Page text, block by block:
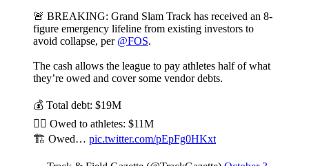
🚨 BREAKING: Grand Slam Track has received an 8-
figure emergency lifeline from existing investors to
avoid collapse, per @FOS.
The cash allows the league to pay athletes half of what
they’re owed and cover some vendor debts.
💰 Total debt: $19M
🏃‍♂️ Owed to athletes: $11M
🏗️ Owed… pic.twitter.com/pEpFg0HKxt